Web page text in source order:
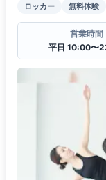
ロッカー
無料体験
営業時間
平日 10:00〜